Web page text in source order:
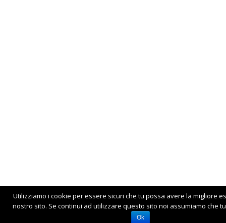
Utilizziamo i cookie per essere sicuri che tu possa avere la migliore
nostro sito. Se continui ad utilizzare questo sito noi assumiamo che
Ok